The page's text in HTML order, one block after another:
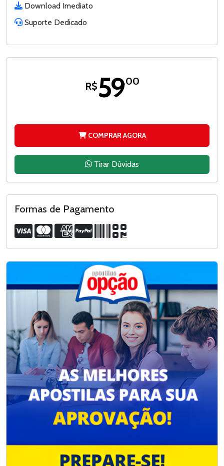
Download Imediato
Suporte Dedicado
R$59,00
COMPRAR AGORA
Tirar Dúvidas
Formas de Pagamento